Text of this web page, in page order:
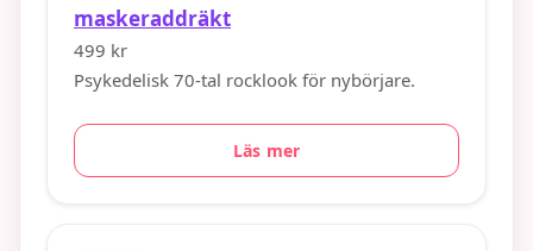
maskeraddräkt
499 kr
Psykedelisk 70-tal rocklook för nybörjare.
Läs mer